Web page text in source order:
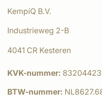
KempíQ B.V.
Industrieweg 2-B
4041 CR Kesteren
KVK-nummer: 83204423
BTW-nummer: